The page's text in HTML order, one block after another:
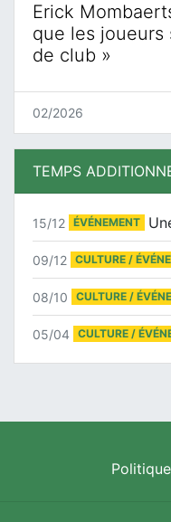
Erick
que les joueurs
de club »
02/2026
TEMPS
15/12 ÉVÉNEMENT
09/12 CULTURE /
08/10 CULTURE /
05/04 CULTURE /